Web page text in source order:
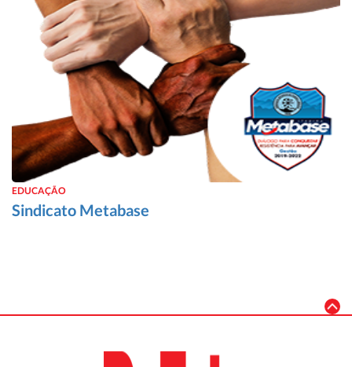
EDUCAÇÃO
Sindicato Metabase